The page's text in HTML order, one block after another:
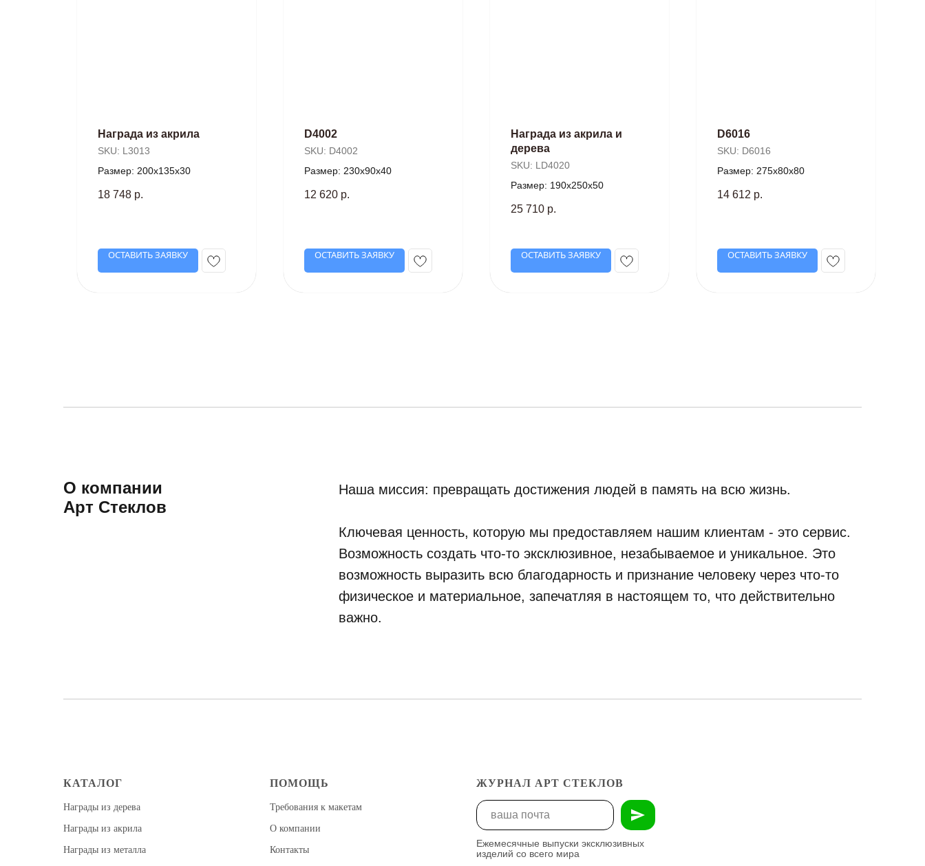
Награда из акрила
SKU: L3013
Размер: 200х135х30
18 748 р.
ОСТАВИТЬ ЗАЯВКУ
D4002
SKU: D4002
Размер: 230х90х40
12 620 р.
ОСТАВИТЬ ЗАЯВКУ
Награда из акрила и
дерева
SKU: LD4020
Размер: 190х250х50
25 710 р.
ОСТАВИТЬ ЗАЯВКУ
D6016
SKU: D6016
Размер: 275х80х80
14 612 р.
ОСТАВИТЬ ЗАЯВКУ
О компании
Арт Стеклов
Наша миссия: превращать достижения людей в память на всю жизнь.
Ключевая ценность, которую мы предоставляем нашим клиентам - это сервис.
Возможность создать что-то эксклюзивное, незабываемое и уникальное. Это
возможность выразить всю благодарность и признание человеку через что-то
физическое и материальное, запечатляя в настоящем то, что действительно
важно.
КАТАЛОГ
Награды из дерева
Награды из акрила
Награды из металла
ПОМОЩЬ
Требования к макетам
О компании
Контакты
ЖУРНАЛ АРТ СТЕКЛОВ
Ежемесячные выпуски эксклюзивных
изделий со всего мира